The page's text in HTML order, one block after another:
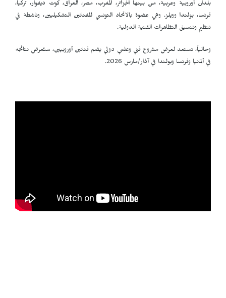
بلدان أوروبية وعربية، من بينها الجزائر، المغرب، مصر، العراق، كوت ديفوار، تركيا،
فرنسا، بولندا وويلز. وهي عضوة بالاتحاد التونسي للفنانين التشكيليين، وناشطة في
تنظيم وتنسيق التظاهرات الفنية الدولية.
وحالياً، تستعد لعرض مشروع فني وعلمي دولي يضم فنانين أوروبيين، ستُعرض نتائجه
في ألمانيا وفرنسا وبولندا في آذار/مارس 2026.